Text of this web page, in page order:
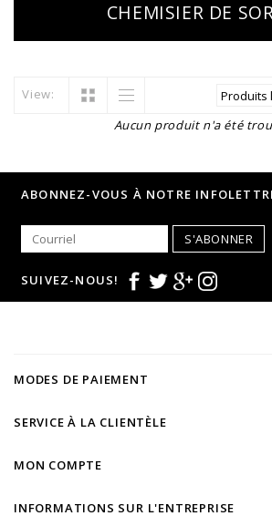
CHEMISIER DE
View:
Aucun produit n'a été
ABONNEZ-VOUS À NOTRE
S'ABONNER
SUIVEZ-NOUS!
MODES DE PAIEMENT
SERVICE À LA CLIENTÈLE
MON COMPTE
INFORMATIONS SUR L'ENTREPRISE